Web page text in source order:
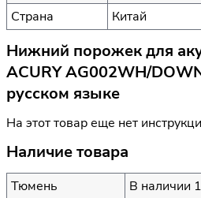
Страна
Китай
Нижний порожек для
ACURY AG002WH/
русском языке
На этот товар еще нет
Наличие товара
Тюмень В наличии